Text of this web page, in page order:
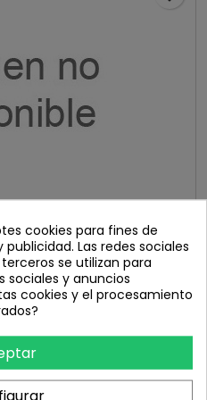
GREY 53-M 2025
€
al carrito
stock
cookies para fines de
Las redes sociales
se utilizan para
sociales y anuncios
cookies y el procesamiento